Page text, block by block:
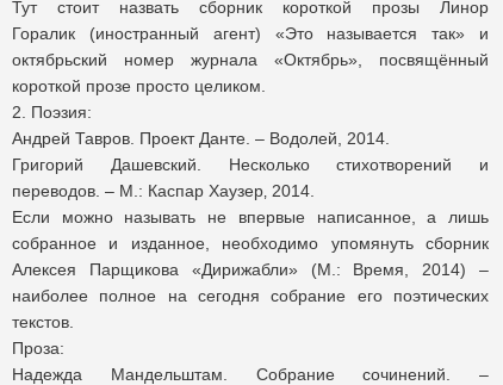
Тут стоит назвать сборник короткой прозы Линор
Горалик (иностранный агент) «Это называется так» и
октябрьский номер журнала «Октябрь», посвящённый
короткой прозе просто целиком.
2. Поэзия:
Андрей Тавров. Проект Данте. – Водолей, 2014.
Григорий Дашевский. Несколько стихотворений и
переводов. – М.: Каспар Хаузер‚ 2014.
Если можно называть не впервые написанное, а лишь
собранное и изданное, необходимо упомянуть сборник
Алексея Парщикова «Дирижабли» (М.: Время, 2014) –
наиболее полное на сегодня собрание его поэтических
текстов.
Проза:
Надежда Мандельштам. Собрание сочинений. –